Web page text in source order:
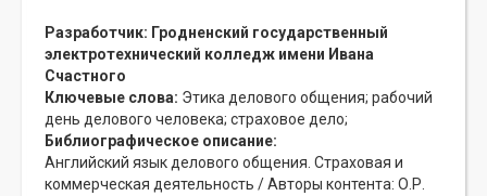
Разработчик: Гродненский государственный
электротехнический колледж имени Ивана
Счастного
Ключевые слова: Этика делового общения; рабочий
день делового человека; страховое дело;
Библиографическое описание:
Английский язык делового общения. Страховая и
коммерческая деятельность / Авторы контента: О.Р.